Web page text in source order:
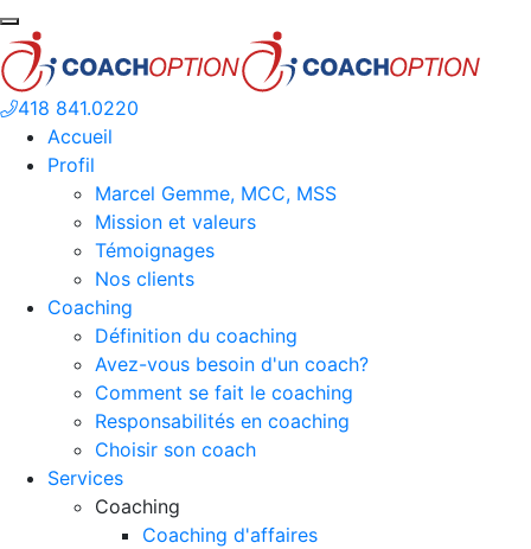
418 841.0220
Accueil
Profil
Marcel Gemme, MCC, MSS
Mission et valeurs
Témoignages
Nos clients
Coaching
Définition du coaching
Avez-vous besoin d'un coach?
Comment se fait le coaching
Responsabilités en coaching
Choisir son coach
Services
Coaching
Coaching d'affaires